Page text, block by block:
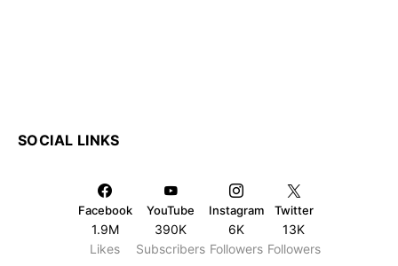
SOCIAL LINKS
Facebook
1.9M
Likes
YouTube
390K
Subscribers
Instagram
6K
Followers
Twitter
13K
Followers